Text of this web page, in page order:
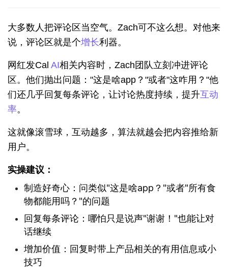
大多数人把评论区当空气。Zach可不这么想。对他来
说，评论区就是个增长利器。
网红发Cal AI相关内容时，Zach团队立刻冲进评论
区。他们抛出问题："这是啥app？"或者"这咋用？"他
们还几乎回复每条评论，让讨论热度持续，提升互动
率。
这就像滚雪球，互动越多，算法就越会把内容推给新
用户。
实操建议：
制造好奇心：问类似"这是啥app？"或者"所有食
物都能用吗？"的问题
回复每条评论：哪怕只是说声"谢谢！"也能让对
话继续
增加价值：回复时带上产品相关的有用信息或小
技巧